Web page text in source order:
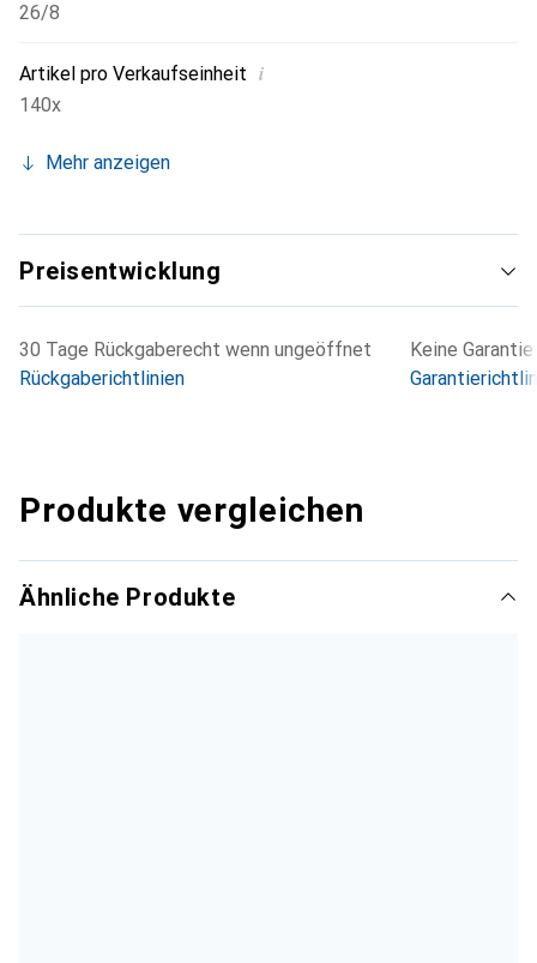
26/8
Artikel pro Verkaufseinheit i
140x
Mehr anzeigen
Preisentwicklung
30 Tage Rückgaberecht wenn ungeöffnet
Rückgaberichtlinien
Keine Garantie
Produkte vergleichen
Ähnliche Produkte